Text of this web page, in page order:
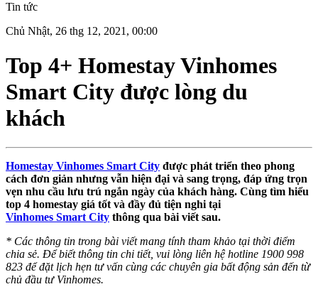
Tin tức
Chủ Nhật, 26 thg 12, 2021, 00:00
Top 4+ Homestay Vinhomes
Smart City được lòng du
khách
Homestay Vinhomes Smart City được phát triển theo phong
cách đơn giản nhưng vẫn hiện đại và sang trọng, đáp ứng trọn
vẹn nhu cầu lưu trú ngắn ngày của khách hàng. Cùng tìm hiểu
top 4 homestay giá tốt và đầy đủ tiện nghi tại
Vinhomes Smart City thông qua bài viết sau.
* Các thông tin trong bài viết mang tính tham khảo tại thời điểm
chia sẻ. Để biết thông tin chi tiết, vui lòng liên hệ hotline 1900 998
823 để đặt lịch hẹn tư vấn cùng các chuyên gia bất động sản đến từ
chủ đầu tư Vinhomes.